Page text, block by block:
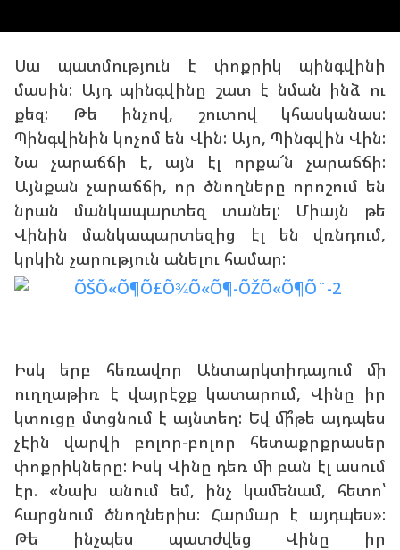
Սա պատմություն է փոքրիկ պինգվինի
մասին: Այդ պինգվինը շատ է նման ինձ ու
քեզ: Թե ինչով, շուտով կհասկանաս:
Պինգվինին կոչոմ են Վին: Այո, Պինգվին Վին:
Նա չարաճճի է, այն էլ որքա՜ն չարաճճի:
Այնքան չարաճճի, որ ծնողները որոշում են
նրան մանկապարտեզ տանել: Միայն թե
Վինին մանկապարտեզից էլ են վռնդում,
կրկին չարություն անելու համար:
Իսկ երբ հեռավոր Անտարկտիդայում մի
ուղղաթիռ է վայրէջք կատարում, Վինը իր
կտուցը մտցնում է այնտեղ: Եվ մի՞թե այդպես
չէին վարվի բոլոր-բոլոր հետաքրքրասեր
փոքրիկները: Իսկ Վինը դեռ մի բան էլ ասում
էր. «Նախ անում եմ, ինչ կամենամ, հետո՝
հարցնում ծնողներիս: Հարմար է այդպես»:
Թե ինչպես պատժվեց Վինը իր